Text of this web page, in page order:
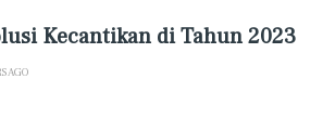
Kecantikan di Tahun 2023
AGO